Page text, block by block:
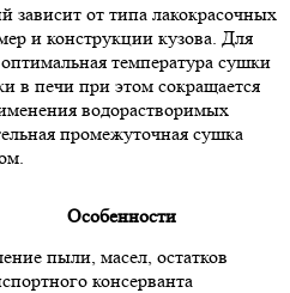
зависит от типа лакокрасочных
и конструкции кузова. Для
температура сушки
в печи при этом сокращается
водорастворимых
промежуточная сушка
Особенности
пыли, масел, остатков
консерванта